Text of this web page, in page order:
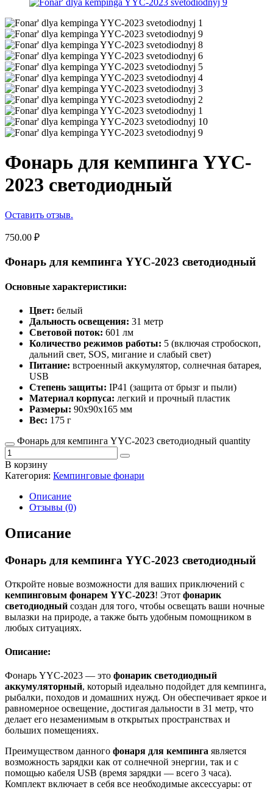
Фонарь для кемпинга YYC-
2023 светодиодный
Оставить отзыв.
750.00 ₽
Фонарь для кемпинга YYC-2023 светодиодный
Основные характеристики:
Цвет: белый
Дальность освещения: 31 метр
Световой поток: 601 лм
Количество режимов работы: 5 (включая стробоскоп,
дальний свет, SOS, мигание и слабый свет)
Питание: встроенный аккумулятор, солнечная батарея,
USB
Степень защиты: IP41 (защита от брызг и пыли)
Материал корпуса: легкий и прочный пластик
Размеры: 90x90x165 мм
Вес: 175 г
Фонарь для кемпинга YYC-2023 светодиодный quantity
В корзину
Категория: Кемпинговые фонари
Описание
Отзывы (0)
Описание
Фонарь для кемпинга YYC-2023 светодиодный
Откройте новые возможности для ваших приключений с
кемпинговым фонарем YYC-2023! Этот фонарик
светодиодный создан для того, чтобы освещать ваши ночные
вылазки на природе, а также быть удобным помощником в
любых ситуациях.
Описание:
Фонарь YYC-2023 — это фонарик светодиодный
аккумуляторный, который идеально подойдет для кемпинга,
рыбалки, походов и домашних нужд. Он обеспечивает яркое и
равномерное освещение, достигая дальности в 31 метр, что
делает его незаменимым в открытых пространствах и
больших помещениях.
Преимуществом данного фонаря для кемпинга является
возможность зарядки как от солнечной энергии, так и с
помощью кабеля USB (время зарядки — всего 3 часа).
Комплект включает в себя все необходимые аксессуары: от